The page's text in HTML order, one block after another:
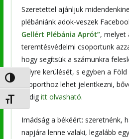
Nagy kontraszt váltása
Betűméret váltása
Szeretettel ajánljuk
plébániánk adok-veszek
Gellért Plébánia Aprót”, melyet
teremtésvédelmi csoportunk
hogy segítsük a számunkra
helyre kerülését, s egyben a
csoporthoz lehet jelentkezni,
pedig itt olvasható.
Imádság a békéért: szeretnénk,
napjára lenne valaki, legalább